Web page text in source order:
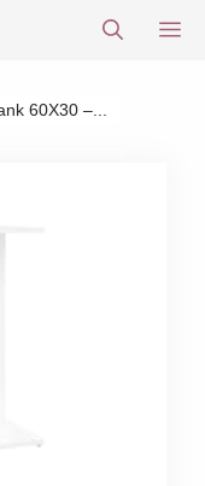
60X30 –...